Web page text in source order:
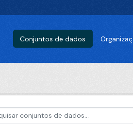
Conjuntos de dados